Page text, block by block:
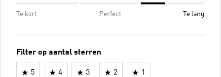
Te kort Perfect Te lang
Filter op aantal sterren
5 4 3 2 1